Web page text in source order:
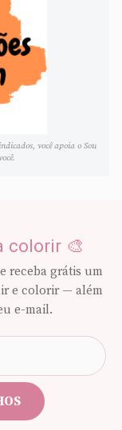
você apoia o Sou
colorir 🎨
receba grátis um
e colorir — além
e-mail.